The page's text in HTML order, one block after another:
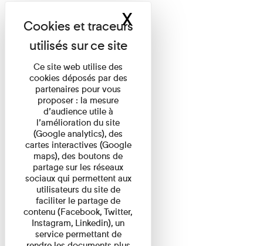
Ce site web utilise des
cookies déposés par des
partenaires pour vous
proposer : la mesure
d’audience utile à
l’amélioration du site
(Google analytics), des
cartes interactives (Google
maps), des boutons de
partage sur les réseaux
sociaux qui permettent aux
utilisateurs du site de
faciliter le partage de
contenu (Facebook, Twitter,
Instagram, Linkedin), un
service permettant de
XMasquer le